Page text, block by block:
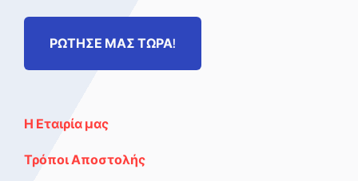
ΡΩΤΗΣΕ ΜΑΣ ΤΩΡΑ!
Η Εταιρία μας
Τρόποι Αποστολής